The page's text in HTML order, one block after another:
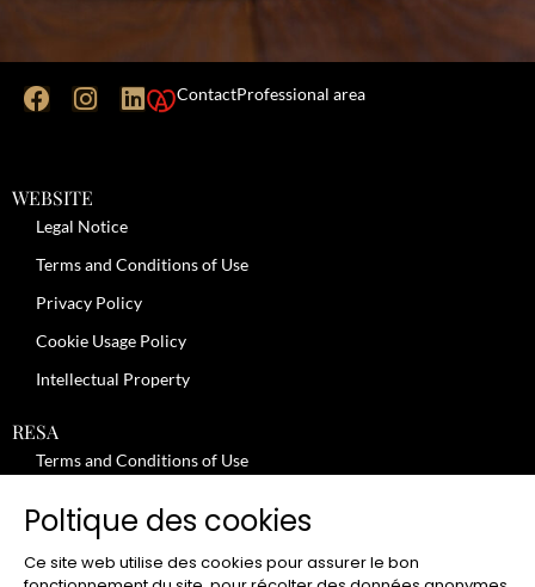
ContactProfessional area
WEBSITE
Legal Notice
Terms and Conditions of Use
Privacy Policy
Cookie Usage Policy
Intellectual Property
RESA
Terms and Conditions of Use
Review moderation policy
General Terms and Conditions for the Provision of Services
Poltique des cookies
Ce site web utilise des cookies pour assurer le bon